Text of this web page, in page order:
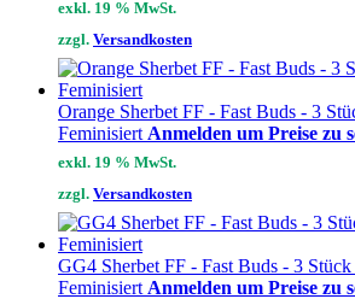
exkl. 19 % MwSt.
zzgl. Versandkosten
Orange Sherbet FF - Fast Buds - 3
Feminisiert Anmelden um Preise zu
exkl. 19 % MwSt.
zzgl. Versandkosten
GG4 Sherbet FF - Fast Buds - 3
Feminisiert Anmelden um Preise zu